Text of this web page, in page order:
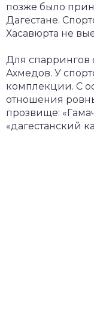
позже было
Дагестане.
Хасавюрта не
Для спаррингов
Ахмедов. У
комплекции. С
отношения
прозвище:
«дагестанский